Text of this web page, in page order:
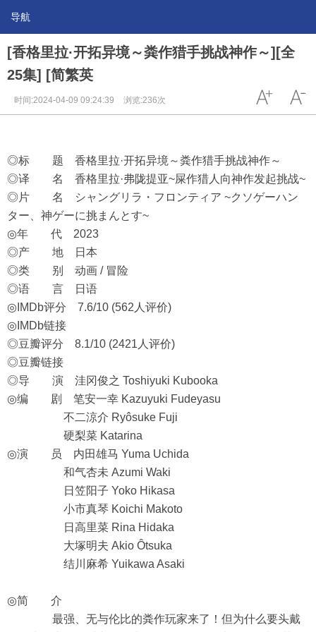
导航
[香格里拉·开拓异境～粪作猎手挑战神作～][全
25集] [简繁英
时间:2024-04-09 09:24:39 浏览:236次
◎标 题 香格里拉·开拓异境～粪作猎手挑战神作～
◎译 名 香格里拉·弗陇提亚~屎作猎人向神作发起挑战~
◎片 名 シャングリラ・フロンティア ~クソゲーハン
ター、神ゲーに挑まんとす~
◎年 代 2023
◎产 地 日本
◎类 别 动画 / 冒险
◎语 言 日语
◎IMDb评分 7.6/10 (562人评价)
◎IMDb链接
◎豆瓣评分 8.1/10 (2421人评价)
◎豆瓣链接
◎导 演 洼冈俊之 Toshiyuki Kubooka
◎编 剧 笔安一幸 Kazuyuki Fudeyasu
不二涼介 Ryôsuke Fuji
硬梨菜 Katarina
◎演 员 内田雄马 Yuma Uchida
和气杏未 Azumi Waki
日笠阳子 Yoko Hikasa
小市真琴 Koichi Makoto
日高里菜 Rina Hidaka
大塚明夫 Akio Ôtsuka
结川麻希 Yuikawa Asaki
◎简 介
最强、无与伦比的粪作玩家来了！但为什么要头戴